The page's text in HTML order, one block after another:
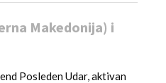
Makedonija) i
Posleden Udar, aktivan